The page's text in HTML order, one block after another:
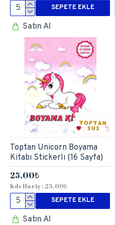
SEPETE EKLE
Satın Al
Toptan Unicorn Boyama
Kitabı Stickerlı (16 Sayfa)
25,00₺
Kdv Hariç : 25,00₺
SEPETE EKLE
Satın Al